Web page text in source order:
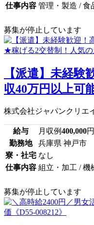
仕事内容 管理・製造 / 食
募集が停止しています
【派遣】未経験
収40万円以上可
株式会社ジャパンクリエ
給与 月収例400,000円
勤務地
兵庫県 神戸市
寮・社宅 なし
仕事内容 組立・加工 / 機
募集が停止しています